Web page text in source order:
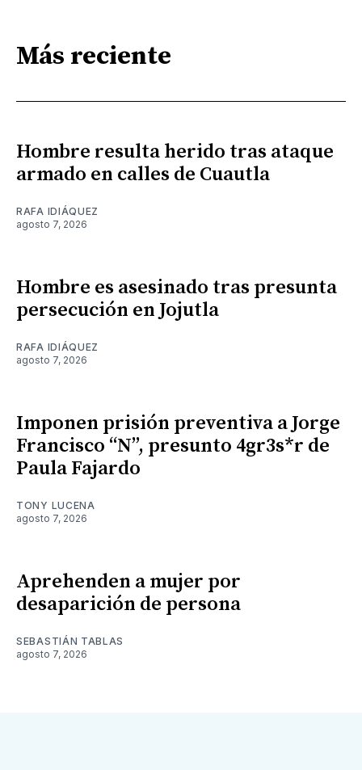
Más reciente
Hombre resulta herido tras ataque
armado en calles de Cuautla
RAFA IDIÁQUEZ
agosto 7, 2026
Hombre es asesinado tras presunta
persecución en Jojutla
RAFA IDIÁQUEZ
agosto 7, 2026
Imponen prisión preventiva a Jorge
Francisco “N”, presunto 4gr3s*r de
Paula Fajardo
TONY LUCENA
agosto 7, 2026
Aprehenden a mujer por
desaparición de persona
SEBASTIÁN TABLAS
agosto 7, 2026